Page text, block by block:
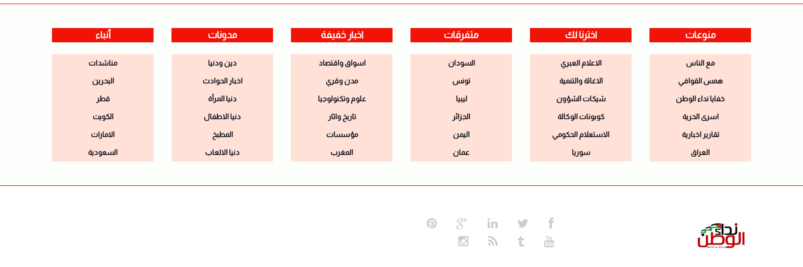
منوعات
مع الناس
همس القوافي
خفايا نداء الوطن
اسرى الحرية
تقارير اخبارية
العراق
اخترنا لك
الاعلام العبري
الاغاثة والتنمية
شيكات الشؤون
كوبونات الوكالة
الاستعلام الحكومي
سوريا
متفرقات
السودان
تونس
ليبيا
الجزائر
اليمن
عمان
اخبار خفيفة
اسواق واقتصاد
مدن وقري
علوم وتكنولوجيا
تاريخ واثار
مؤسسات
المغرب
مدونات
دين ودنيا
اخبار الحوادث
دنيا المرأة
دنيا الاطفال
المطبخ
دنيا الالعاب
أنباء
مناشدات
البحرين
قطر
الكويت
الامارات
السعودية